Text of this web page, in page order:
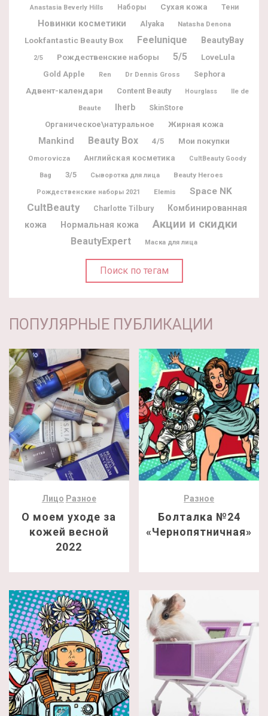
Anastasia Beverly Hills Наборы Сухая кожа Тени
Новинки косметики Alyaka Natasha Denona
Lookfantastic Beauty Box Feelunique BeautyBay
2/5 Рождественские наборы 5/5
LoveLula
Gold Apple
Ren Dr Dennis Gross Sephora
Адвент-календари Content Beauty Hourglass
Ile de
Beaute
Iherb SkinStore
Органическое\натуральное Жирная кожа
Mankind Beauty Box 4/5 Мои покупки
Omorovicza Английская косметика CultBeauty Goody
Bag 3/5 Сыворотка для лица Beauty Heroes
Рождественские наборы 2021 Elemis Space NK
CultBeauty Charlotte Tilbury
Комбинированная
кожа
Нормальная кожа Акции и скидки
BeautyExpert Маска для лица
Поиск по тегам
ПОПУЛЯРНЫЕ ПУБЛИКАЦИИ
Лицо Разное
О моем уходе за
кожей весной
2022
Разное
Болталка №24
«Чернопятничная»